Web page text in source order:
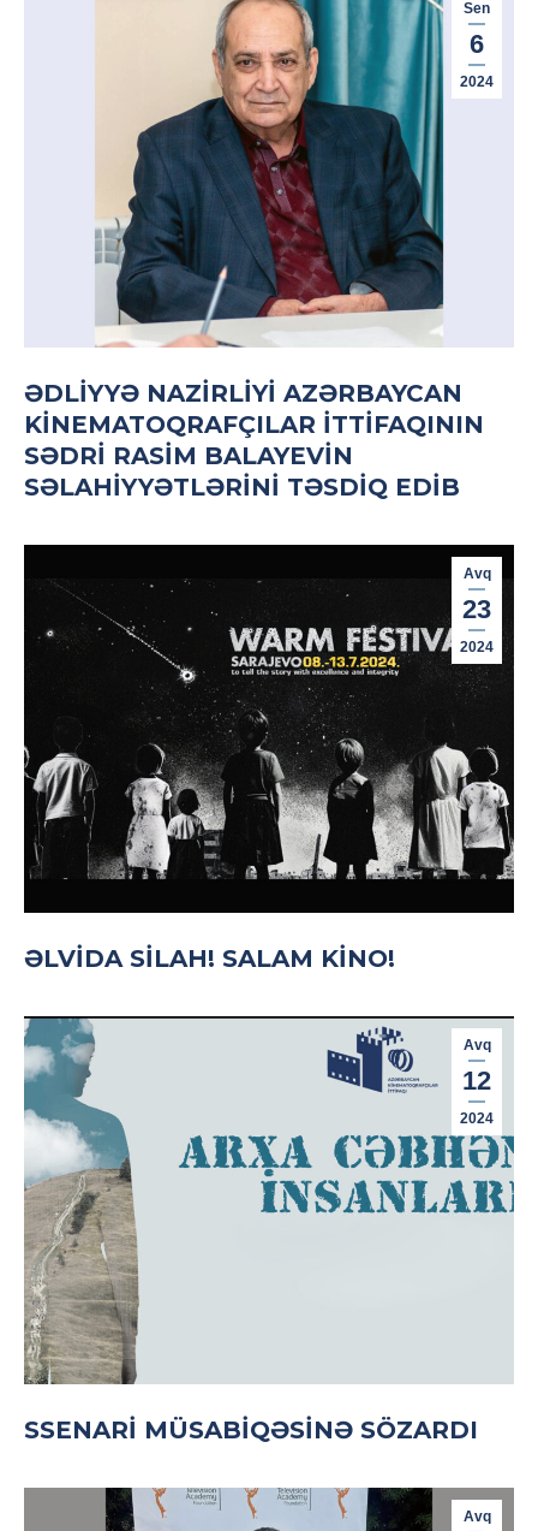
Sen
6
2024
ƏDLİYYƏ NAZİRLİYİ AZƏRBAYCAN
KİNEMATOQRAFÇILAR İTTİFAQININ
SƏDRİ RASİM BALAYEVİN
SƏLAHİYYƏTLƏRİNİ TƏSDİQ EDİB
Avq
23
2024
ƏLVIDA SILAH! SALAM KINO!
Avq
12
2024
SSENARI MÜSABIQƏSINƏ SÖZARDI
Avq